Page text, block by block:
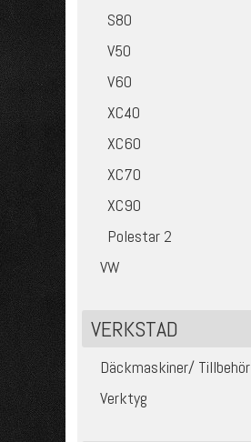
S80
V50
V60
XC40
XC60
XC70
XC90
Polestar 2
VW
VERKSTAD
Däckmaskiner/ Tillbehör
Verktyg